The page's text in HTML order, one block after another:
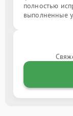
полностью
выполненные